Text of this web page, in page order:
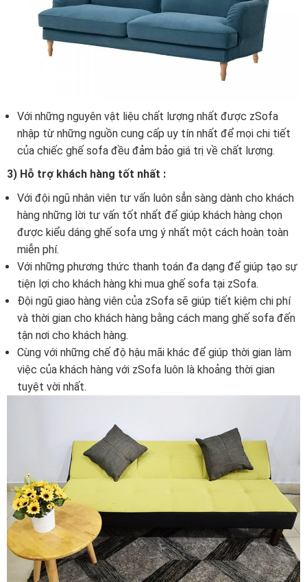
Với những nguyên vật liệu chất lượng nhất được zSofa
nhập từ những nguồn cung cấp uy tín nhất để mọi chi tiết
của chiếc ghế sofa đều đảm bảo giá trị về chất lượng.
3) Hỗ trợ khách hàng tốt nhất :
Với đội ngũ nhân viên tư vấn luôn sẳn sàng dành cho khách
hàng những lời tư vấn tốt nhất để giúp khách hàng chọn
được kiểu dáng ghế sofa ưng ý nhất một cách hoàn toàn
miễn phí.
Với những phương thức thanh toán đa dạng để giúp tạo sự
tiện lợi cho khách hàng khi mua ghế sofa tại zSofa.
Đội ngũ giao hàng viên của zSofa sẽ giúp tiết kiệm chi phí
và thời gian cho khách hàng bằng cách mang ghế sofa đến
tận nơi cho khách hàng.
Cùng với những chế độ hậu mãi khác để giúp thời gian làm
việc của khách hàng với zSofa luôn là khoảng thời gian
tuyệt vời nhất.